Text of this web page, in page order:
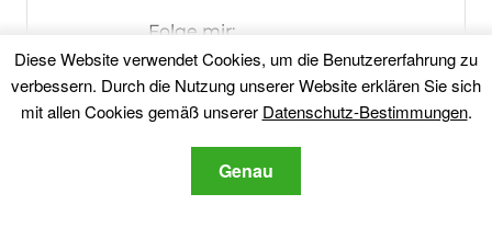
Folge mir:
Diese Website verwendet Cookies, um die Benutzererfahrung zu
verbessern. Durch die Nutzung unserer Website erklären Sie sich
mit allen Cookies gemäß unserer Datenschutz-Bestimmungen.
Genau